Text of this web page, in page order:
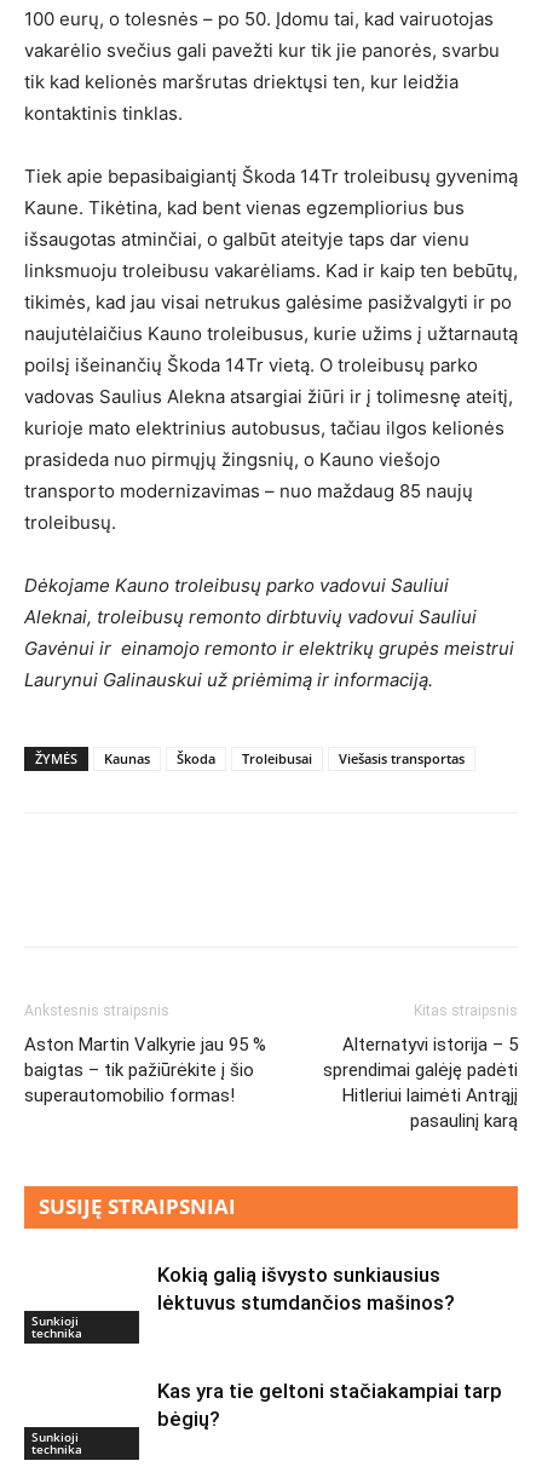
100 eurų, o tolesnės – po 50. Įdomu tai, kad vairuotojas
vakarėlio svečius gali pavežti kur tik jie panorės, svarbu
tik kad kelionės maršrutas driektųsi ten, kur leidžia
kontaktinis tinklas.
Tiek apie bepasibaigiantį Škoda 14Tr troleibusų gyvenimą
Kaune. Tikėtina, kad bent vienas egzempliorius bus
išsaugotas atminčiai, o galbūt ateityje taps dar vienu
linksmuoju troleibusu vakarėliams. Kad ir kaip ten bebūtų,
tikimės, kad jau visai netrukus galėsime pasižvalgyti ir po
naujutėlaičius Kauno troleibusus, kurie užims į užtarnautą
poilsį išeinančių Škoda 14Tr vietą. O troleibusų parko
vadovas Saulius Alekna atsargiai žiūri ir į tolimesnę ateitį,
kurioje mato elektrinius autobusus, tačiau ilgos kelionės
prasideda nuo pirmųjų žingsnių, o Kauno viešojo
transporto modernizavimas – nuo maždaug 85 naujų
troleibusų.
Dėkojame Kauno troleibusų parko vadovui Sauliui
Aleknai, troleibusų remonto dirbtuvių vadovui Sauliui
Gavėnui ir einamojo remonto ir elektrikų grupės meistrui
Laurynui Galinauskui už priėmimą ir informaciją.
ŽYMĖS Kaunas Škoda Troleibusai Viešasis transportas
Ankstesnis straipsnis
Aston Martin Valkyrie jau 95 %
baigtas – tik pažiūrėkite į šio
superautomobilio formas!
Kitas straipsnis
Alternatyvi istorija – 5
sprendimai galėję padėti
Hitleriui laimėti Antrąjį
pasaulinį karą
SUSIJĘ STRAIPSNIAI
Sunkioji
technika
Kokią galią išvysto sunkiausius
lėktuvus stumdančios mašinos?
Sunkioji
technika
Kas yra tie geltoni stačiakampiai tarp
bėgių?